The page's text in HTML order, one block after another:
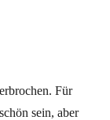
Für
sein, aber